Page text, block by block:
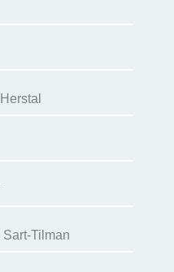
Tilman